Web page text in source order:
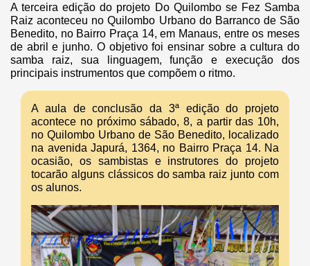
A terceira edição do projeto Do Quilombo se Fez Samba
Raiz aconteceu no Quilombo Urbano do Barranco de São
Benedito, no Bairro Praça 14, em Manaus, entre os meses
de abril e junho. O objetivo foi ensinar sobre a cultura do
samba raiz, sua linguagem, função e execução dos
principais instrumentos que compõem o ritmo.
A aula de conclusão da 3ª edição do projeto
acontece no próximo sábado, 8, a partir das 10h,
no Quilombo Urbano de São Benedito, localizado
na avenida Japurá, 1364, no Bairro Praça 14. Na
ocasião, os sambistas e instrutores do projeto
tocarão alguns clássicos do samba raiz junto com
os alunos.